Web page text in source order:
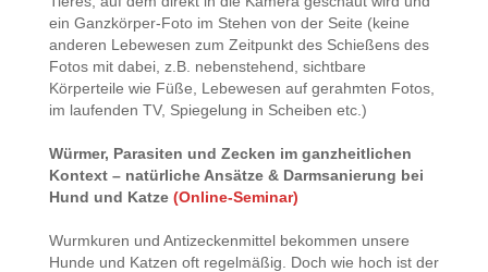
ein Ganzkörper-Foto im Stehen von der Seite (keine
anderen Lebewesen zum Zeitpunkt des Schießens des
Fotos mit dabei, z.B. nebenstehend, sichtbare
Körperteile wie Füße, Lebewesen auf gerahmten Fotos,
im laufenden TV, Spiegelung in Scheiben etc.)
Würmer, Parasiten und Zecken im ganzheitlichen
Kontext – natürliche Ansätze & Darmsanierung bei
Hund und Katze (Online-Seminar)
Wurmkuren und Antizeckenmittel bekommen unsere
Hunde und Katzen oft regelmäßig. Doch wie hoch ist der